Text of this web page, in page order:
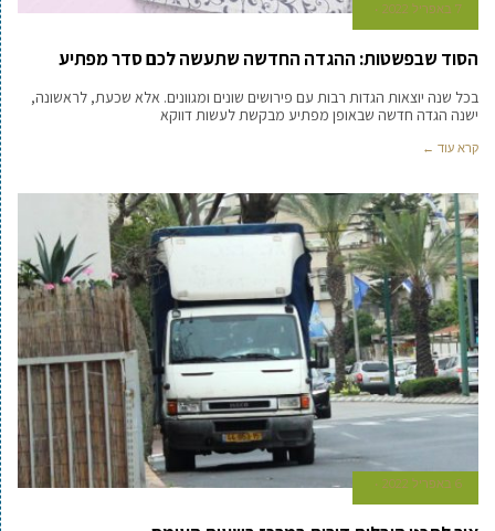
7 באפריל 2022
הסוד שבפשטות: ההגדה החדשה שתעשה לכם סדר מפתיע
בכל שנה יוצאות הגדות רבות עם פירושים שונים ומגוונים. אלא שכעת, לראשונה,
ישנה הגדה חדשה שבאופן מפתיע מבקשת לעשות דווקא
קרא עוד ←
6 באפריל 2022